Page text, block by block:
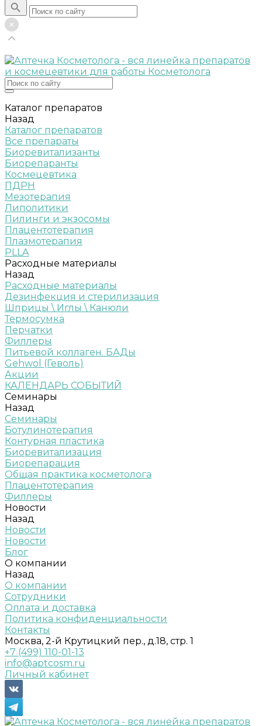
Каталог препаратов
Назад
Каталог препаратов
Все препараты
Биоревитализанты
Биорепаранты
Космецевтика
ПДРН
Мезотерапия
Липолитики
Пилинги и экзосомы
Плацентотерапия
Плазмотерапия
PLLA
Расходные материалы
Назад
Расходные материалы
Дезинфекция и стерилизация
Шприцы \ Иглы \ Канюли
Термосумка
Перчатки
Филлеры
Питьевой коллаген. БАДы
Gehwol (Геволь)
Акции
КАЛЕНДАРЬ СОБЫТИЙ
Семинары
Назад
Семинары
Ботулинотерапия
Контурная пластика
Биоревитализация
Биорепарация
Общая практика косметолога
Плацентотерапия
Филлеры
Новости
Назад
Новости
Новости
Блог
О компании
Назад
О компании
Сотрудники
Оплата и доставка
Политика конфиденциальности
Контакты
Москва, 2-й Крутицкий пер., д.18, стр. 1
+7 (499) 110-01-13
info@aptcosm.ru
Личный кабинет